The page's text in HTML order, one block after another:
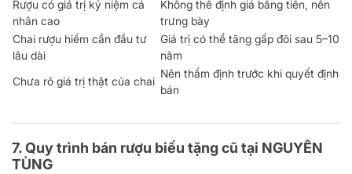
Rượu có giá trị kỷ niệm cá
nhân cao
Không thể định giá bằng tiền, nên
trưng bày
Chai rượu hiếm cần đầu tư
lâu dài
Giá trị có thể tăng gấp đôi sau 5–10
năm
Chưa rõ giá trị thật của chai
Nên thẩm định trước khi quyết định
bán
7. Quy trình bán rượu biếu tặng cũ tại NGUYÊN
TÙNG